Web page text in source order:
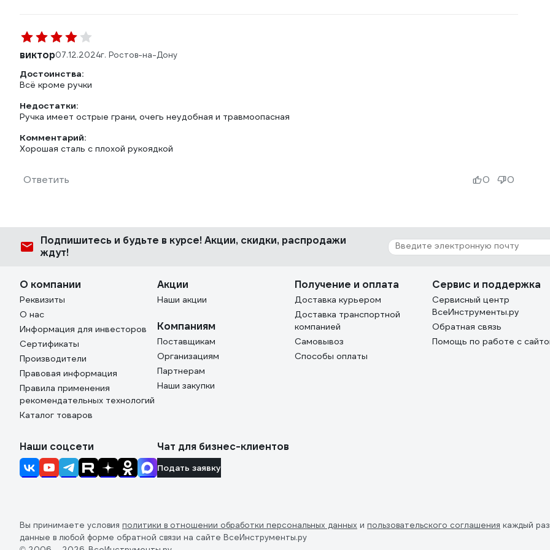
виктор07.12.2024г. Ростов-на-Дону
Достоинства:
Всё кроме ручки
Недостатки:
Ручка имеет острые грани, очегь неудобная и травмоопасная
Комментарий:
Хорошая сталь с плохой рукоядкой
Ответить 0 0
Подпишитесь и будьте в курсе! Акции, скидки, распродажи
ждут!
О компании
Реквизиты
О нас
Информация для инвесторов
Сертификаты
Производители
Правовая информация
Правила применения
рекомендательных технологий
Каталог товаров
Акции
Наши акции
Компаниям
Поставщикам
Организациям
Партнерам
Наши закупки
Получение и оплата
Доставка курьером
Доставка транспортной
компанией
Самовывоз
Способы оплаты
Сервис и поддержка
Сервисный центр
ВсеИнструменты.ру
Обратная связь
Помощь по работе с
Наши соцсети Чат для бизнес-клиентов
Подать заявку
Вы принимаете условия политики в отношении обработки персональных данных и пользовательского соглашения каждый
данные в любой форме обратной связи на сайте ВсеИнструменты.ру